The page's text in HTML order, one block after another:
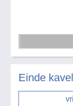
Einde kavel